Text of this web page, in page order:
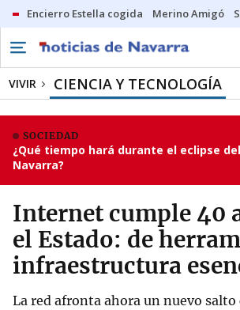
Encierro Estella cogida Merino Amigó
VIVIR CIENCIA Y TECNOLOGÍA
SOCIEDAD
¿Qué tiempo hará durante el eclipse
Navarra?
Internet cumple 40
el Estado: de
infraestructura
La red afronta ahora un nuevo